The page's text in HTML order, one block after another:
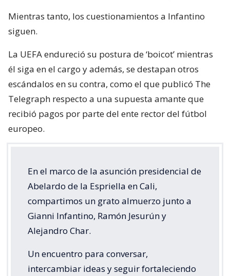
Mientras tanto, los cuestionamientos a Infantino
siguen.
La UEFA endureció su postura de ‘boicot’ mientras
él siga en el cargo y además, se destapan otros
escándalos en su contra, como el que publicó The
Telegraph respecto a una supuesta amante que
recibió pagos por parte del ente rector del fútbol
europeo.
En el marco de la asunción presidencial de
Abelardo de la Espriella en Cali,
compartimos un grato almuerzo junto a
Gianni Infantino, Ramón Jesurún y
Alejandro Char.
Un encuentro para conversar,
intercambiar ideas y seguir fortaleciendo